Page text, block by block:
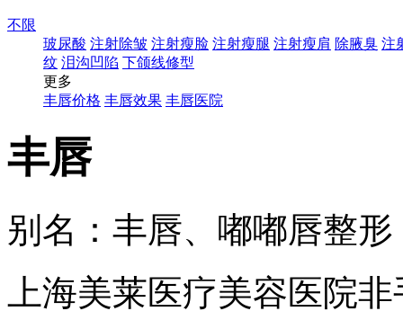
不限
玻尿酸 注射除皱 注射瘦脸 注射瘦腿 注射瘦肩 除腋臭 注
纹 泪沟凹陷 下颌线修型
更多
丰唇价格 丰唇效果 丰唇医院
丰唇
别名：丰唇、嘟嘟唇整形
上海美莱医疗美容医院